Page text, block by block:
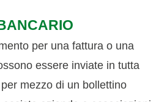
per una fattura o una
essere inviate in tutta
mezzo di un bollettino